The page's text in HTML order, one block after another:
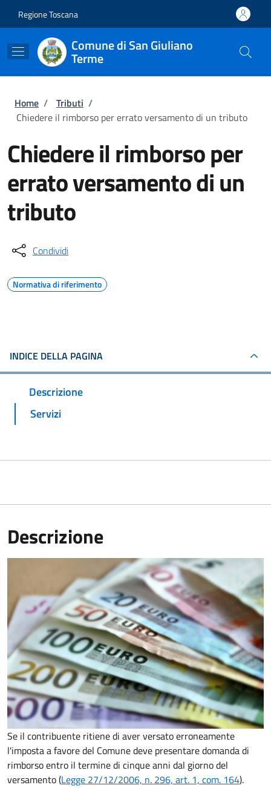
Regione Toscana
Comune di San Giuliano
Terme
Briciole di pane
Home / Tributi /
Chiedere il rimborso per errato versamento di un tributo
Chiedere il rimborso per
errato versamento di un
tributo
Condividi
Normativa di riferimento
INDICE DELLA PAGINA
Descrizione
Servizi
Descrizione
Se il contribuente ritiene di aver versato erroneamente
l'imposta a favore del Comune deve presentare domanda di
rimborso entro il termine di cinque anni dal giorno del
versamento (Legge 27/12/2006, n. 296, art. 1, com. 164).